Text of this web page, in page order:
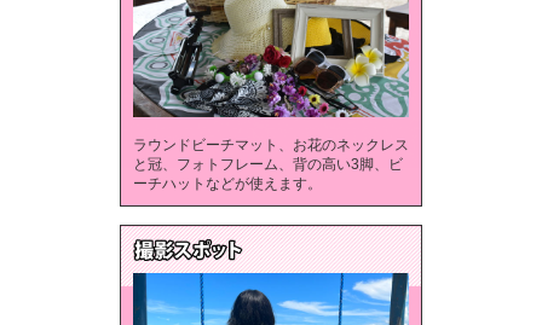
ラウンドビーチマット、お花のネックレス
と冠、フォトフレーム、背の高い3脚、ビ
ーチハットなどが使えます。